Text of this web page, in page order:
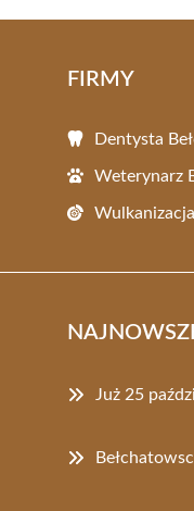
FIRMY
Dentysta
Weterynarz
Już 25